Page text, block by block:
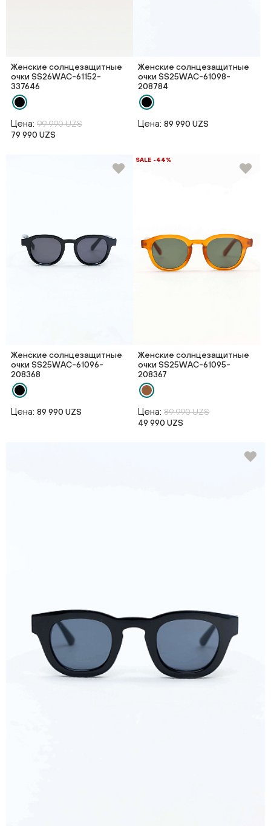
Женские солнцезащитные
очки SS26WAС-61152-
337646
Цена: 99 990 UZS
79 990 UZS
Женские солнцезащитные
очки SS25WAС-61098-
208784
Цена: 89 990 UZS
Женские солнцезащитные
очки SS25WAС-61096-
208368
Цена: 89 990 UZS
SALE -44%
Женские солнцезащитные
очки SS25WAС-61095-
208367
Цена: 89 990 UZS
49 990 UZS